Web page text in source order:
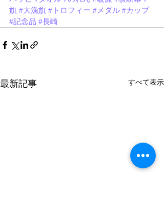
旗 #大漁旗 #トロフィー #メダル #カップ
#記念品 #長崎
最新記事 すべて表示